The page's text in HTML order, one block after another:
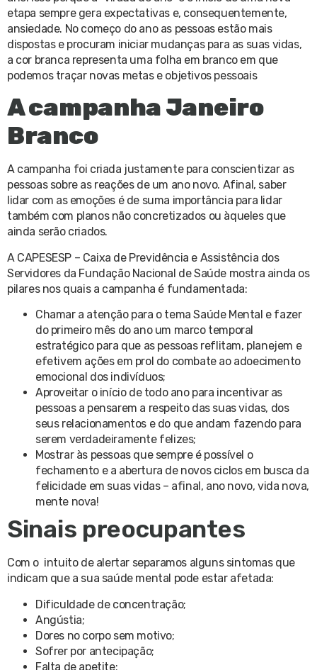
etapa sempre gera expectativas e, consequentemente,
ansiedade. No começo do ano as pessoas estão mais
dispostas e procuram iniciar mudanças para as suas vidas,
a cor branca representa uma folha em branco em que
podemos traçar novas metas e objetivos pessoais
A campanha Janeiro
Branco
A campanha foi criada justamente para conscientizar as
pessoas sobre as reações de um ano novo. Afinal, saber
lidar com as emoções é de suma importância para lidar
também com planos não concretizados ou àqueles que
ainda serão criados.
A CAPESESP – Caixa de Previdência e Assistência dos
Servidores da Fundação Nacional de Saúde mostra ainda os
pilares nos quais a campanha é fundamentada:
Chamar a atenção para o tema Saúde Mental e fazer
do primeiro mês do ano um marco temporal
estratégico para que as pessoas reflitam, planejem e
efetivem ações em prol do combate ao adoecimento
emocional dos indivíduos;
Aproveitar o início de todo ano para incentivar as
pessoas a pensarem a respeito das suas vidas, dos
seus relacionamentos e do que andam fazendo para
serem verdadeiramente felizes;
Mostrar às pessoas que sempre é possível o
fechamento e a abertura de novos ciclos em busca da
felicidade em suas vidas – afinal, ano novo, vida nova,
mente nova!
Sinais preocupantes
Com o intuito de alertar separamos alguns sintomas que
indicam que a sua saúde mental pode estar afetada:
Dificuldade de concentração;
Angústia;
Dores no corpo sem motivo;
Sofrer por antecipação;
Falta de apetite;